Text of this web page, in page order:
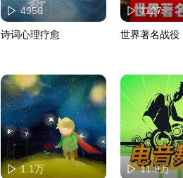
4956
诗词心理疗愈
1127
世界著名战役
1.1万 11.9万